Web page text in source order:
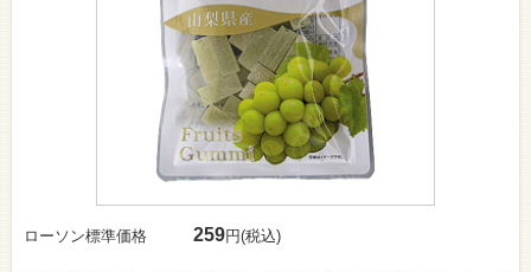
ローソン標準価格 259円(税込)